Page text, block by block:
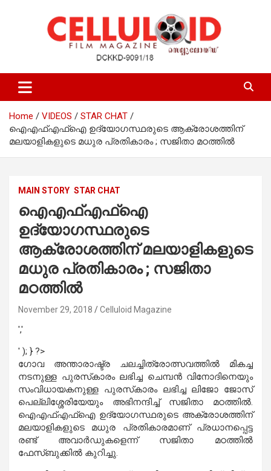
celluloid
Home VIDEOS
STAR CHAT
ഐഎഫ്എഫ്‌ഐ ഉദ്യോഗസ്ഥരുടെ ആക്രോശത്തിന്
മലയാളികളുടെ മധുര പ്രതികാരം ; സജിതാ മഠത്തില്‍
MAIN STORY STAR CHAT
ഐഎഫ്എഫ്‌ഐ
ഉദ്യോഗസ്ഥരുടെ
ആക്രോശത്തിന് മലയാളികളുടെ
മധുര പ്രതികാരം ; സജിതാ
മഠത്തില്‍
November 29, 2018 Celluloid Magazine
','
' ); } ?>
ഗോവ അന്താരാഷ്ട്ര ചലച്ചിത്രോത്സവത്തില്‍ മികച്ച
നടനുള്ള പുരസ്‌കാരം ലഭിച്ച ചെമ്പന്‍ വിനോദിനെയും
സംവിധായകനുള്ള പുരസ്‌കാരം ലഭിച്ച ലിജോ ജോസ്
പെല്ലിശ്ശേരിയേയും അഭിനന്ദിച്ച് സജിതാ മഠത്തില്‍.
ഐഎഫ്എഫ്‌ഐ ഉദ്യോഗസ്ഥരുടെ അക്രോശത്തിന്
മലയാളികളുടെ മധുര പ്രതികാരമാണ് പ്രധാനപ്പെട്ട
രണ്ട് അവാര്‍ഡുകളെന്ന് സജിതാ മഠത്തില്‍
ഫേസ്ബുക്കില്‍ കുറിച്ചു.